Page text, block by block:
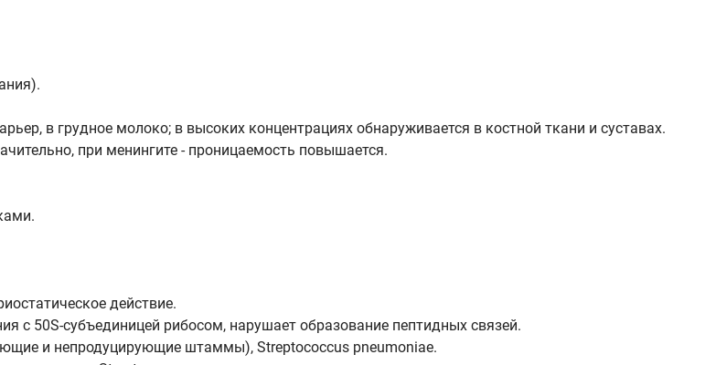
в грудное молоко; в высоких концентрациях обнаруживается в костной ткани и суставах.
при менингите - проницаемость повышается.
действие.
с 50S-субъединицей рибосом, нарушает образование пептидных связей.
и непродуцирующие штаммы), Streptococcus pneumoniae.